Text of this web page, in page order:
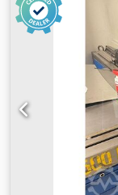
1.400 mm
,
uzunluk:
2.200
,
emniyet ışık
Quick-Bend 56
sunuyoruz.
Üretim yılı:
1717 Makine
sorularınız
lütfen bize